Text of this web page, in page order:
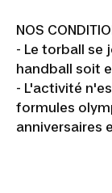
NOS
- Le torball se
handball soit
- L'activité
formules
anniversaires